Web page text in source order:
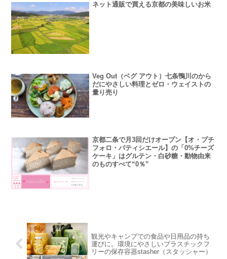
ネット通販で買える京都の美味しいお米
Veg Out（ベグ アウト）七条鴨川のから
だにやさしい料理とゼロ・ウェイストの
量り売り
京都二条で月3回だけオープン【オ・プチ
フォロ・パティシエール】の「0%チーズ
ケーキ」はグルテン・白砂糖・動物由来
のものすべて“0％”
観光やキャンプでの食品や日用品の持ち
運びに。環境にやさしいプラスチックフ
リーの保存容器stasher（スタッシャー）